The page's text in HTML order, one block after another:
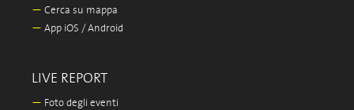
— Cerca su mappa
— App iOS / Android
LIVE REPORT
— Foto degli eventi